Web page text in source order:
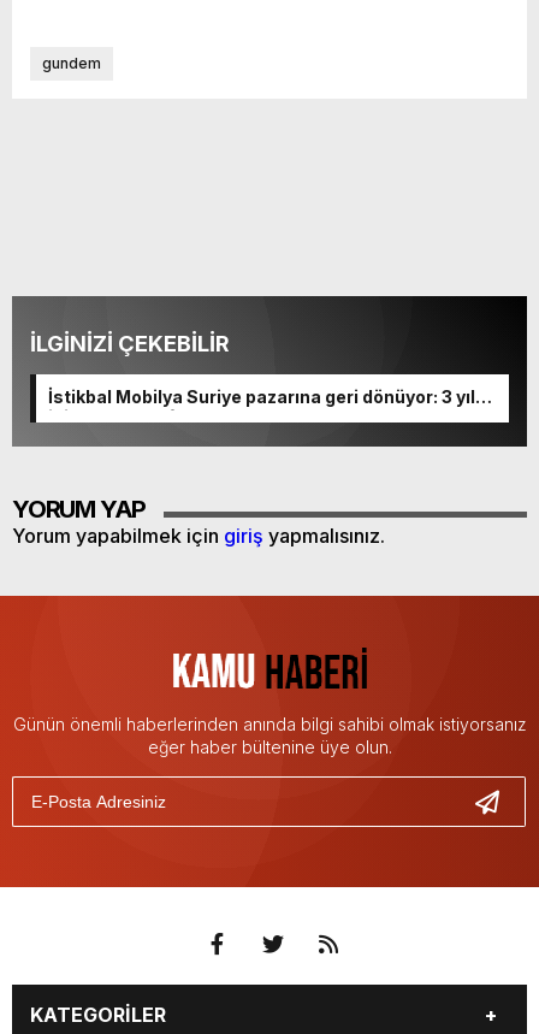
gundem
İLGİNİZİ ÇEKEBİLİR
İstikbal Mobilya Suriye pazarına geri dönüyor: 3 yıl
içinde 20’den fazla mağaza açmayı planlıyor
YORUM YAP
Yorum yapabilmek için giriş yapmalısınız.
Günün önemli haberlerinden anında bilgi sahibi olmak istiyorsanız
eğer haber bültenine üye olun.
KATEGORİLER